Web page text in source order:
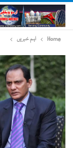
Home اہم خبریں